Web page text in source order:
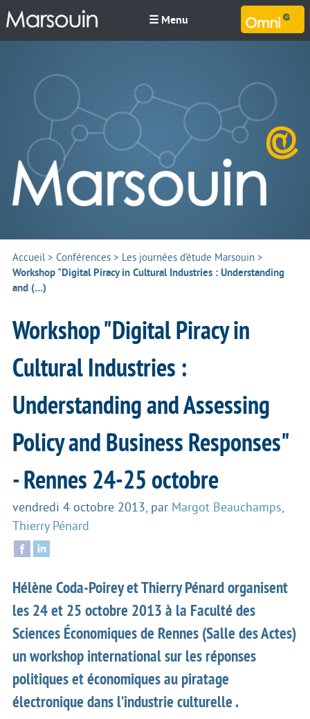
☰ Menu
Accueil> Conférences > Les journées d’étude Marsouin >
Workshop "Digital Piracy in Cultural Industries : Understanding
and (…)
Workshop "Digital Piracy in
Cultural Industries :
Understanding and Assessing
Policy and Business Responses"
- Rennes 24-25 octobre
vendredi 4 octobre 2013, par Margot Beauchamps,
Thierry Pénard
Hélène Coda-Poirey et Thierry Pénard organisent
les 24 et 25 octobre 2013 à la Faculté des
Sciences Économiques de Rennes (Salle des Actes)
unworkshop international sur les réponses
politiques et économiques au piratage
électronique dans l’industrie culturelle.